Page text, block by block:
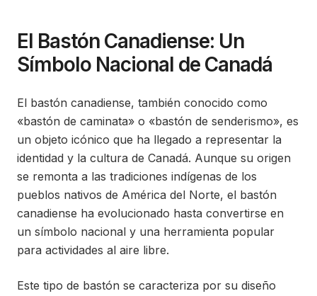
El Bastón Canadiense: Un
Símbolo Nacional de Canadá
El bastón canadiense, también conocido como
«bastón de caminata» o «bastón de senderismo», es
un objeto icónico que ha llegado a representar la
identidad y la cultura de Canadá. Aunque su origen
se remonta a las tradiciones indígenas de los
pueblos nativos de América del Norte, el bastón
canadiense ha evolucionado hasta convertirse en
un símbolo nacional y una herramienta popular
para actividades al aire libre.
Este tipo de bastón se caracteriza por su diseño